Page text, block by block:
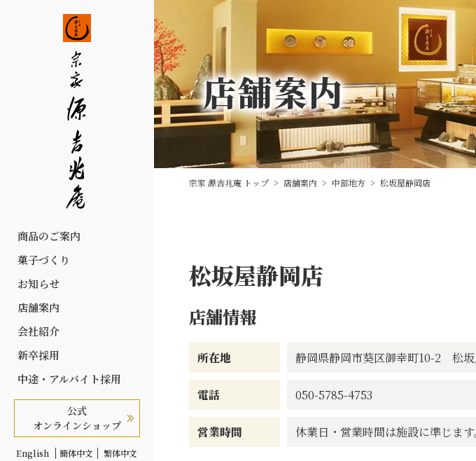
商品のご案内
菓子づくり
お知らせ
店舗案内
会社紹介
新卒採用
中途・アルバイト採用
公式
オンラインショップ
English 簡体中文 繁体中文
店舗案内
宗家 源吉兆庵 トップ > 店舗案内 > 中部地方 > 松坂屋静岡店
松坂屋静岡店
店舗情報
所在地 静岡県静岡市葵区御幸町10-2 松
電話 050-5785-4753
営業時間 休業日・営業時間は施設に準じます